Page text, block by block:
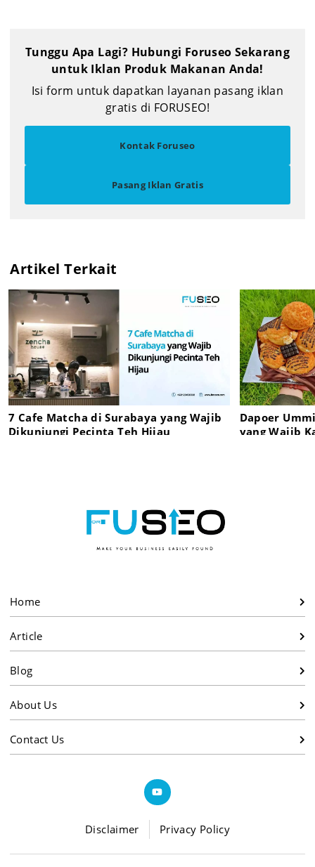
Tunggu Apa Lagi? Hubungi Foruseo Sekarang
untuk Iklan Produk Makanan Anda!
Isi form untuk dapatkan layanan pasang iklan
gratis di FORUSEO!
Kontak Foruseo
Pasang Iklan Gratis
Artikel Terkait
7 Cafe Matcha di Surabaya yang Wajib
Dikunjungi Pecinta Teh Hijau
Dapoer
yang Wajib
Home
Article
Blog
About Us
Contact Us
Disclaimer Privacy Policy